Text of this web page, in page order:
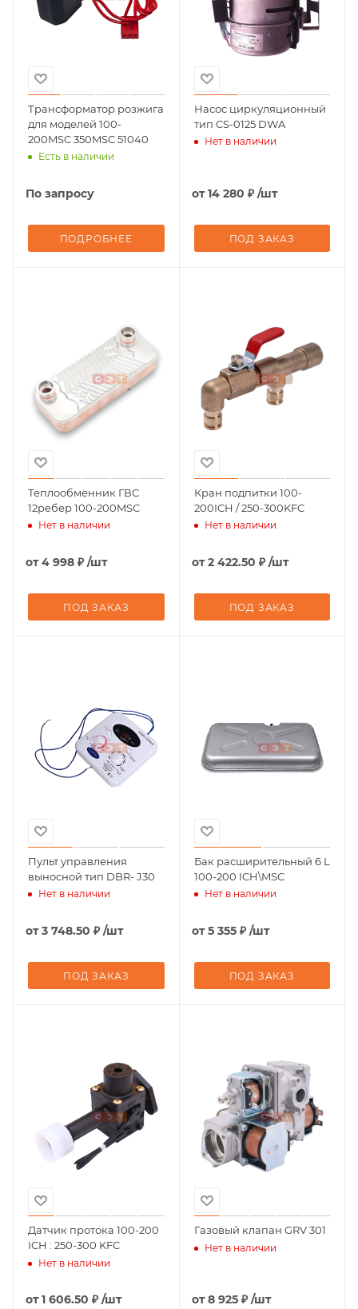
Трансформатор розжига
для моделей 100-
200MSC 350MSC 51040
Есть в наличии
По запросу
ПОДРОБНЕЕ
Насос циркуляционный
тип CS-0125 DWA
Нет в наличии
от14 280 ₽ /шт
ПОД ЗАКАЗ
Теплообменник ГВС
12ребер 100-200MSC
Нет в наличии
от4 998 ₽ /шт
ПОД ЗАКАЗ
Кран подпитки 100-
200ICH / 250-300KFC
Нет в наличии
от2 422.50 ₽ /шт
ПОД ЗАКАЗ
Пульт управления
выносной тип DBR- J30
Нет в наличии
от3 748.50 ₽ /шт
ПОД ЗАКАЗ
Бак расширительный 6 L
100-200 ICH\MSC
Нет в наличии
от5 355 ₽ /шт
ПОД ЗАКАЗ
Датчик протока 100-200
ICH : 250-300 KFC
Нет в наличии
от1 606.50 ₽ /шт
Газовый клапан GRV 301
Нет в наличии
от8 925 ₽ /шт